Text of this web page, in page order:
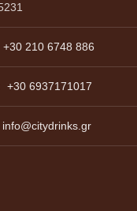
+30 210 6748 886
+30 6937171017
info@citydrinks.gr